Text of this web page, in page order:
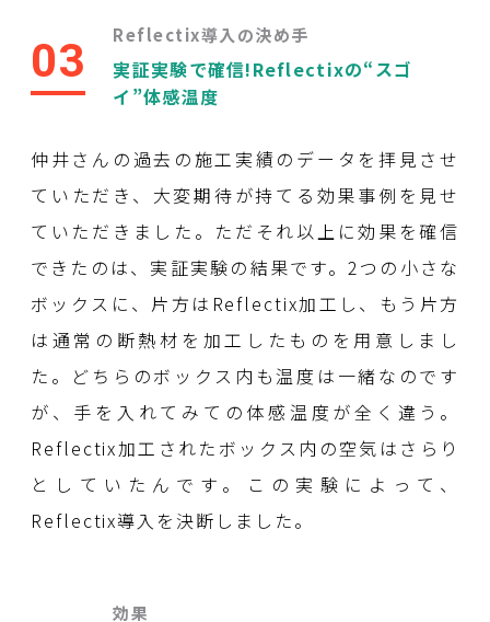
03 Reflectix導入の決め手
実証実験で確信!Reflectixの“スゴ
イ”体感温度
仲井さんの過去の施工実績のデータを拝見させ
ていただき、大変期待が持てる効果事例を見せ
ていただきました。ただそれ以上に効果を確信
できたのは、実証実験の結果です。2つの小さな
ボックスに、片方はReflectix加工し、もう片方
は通常の断熱材を加工したものを用意しまし
た。どちらのボックス内も温度は一緒なのです
が、手を入れてみての体感温度が全く違う。
Reflectix加工されたボックス内の空気はさらり
としていたんです。この実験によって、
Reflectix導入を決断しました。
効果